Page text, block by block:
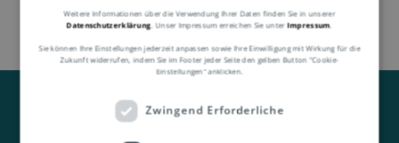
Weitere Informationen über die Verwendung Ihrer Daten finden Sie in unserer
Datenschutzerklärung . Unser Impressum erreichen Sie unterImpressum.
Sie können Ihre Einstellungen jederzeit anpassen sowie Ihre Einwilligung mit Wirkung für die
Zukunft widerrufen, indem Sie im Footer jeder Seite den gelben Button "Cookie-
Einstellungen" anklicken.
Zwingend Erforderliche